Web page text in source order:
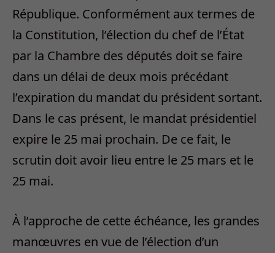
République. Conformément aux termes de
la Constitution, l’élection du chef de l’État
par la Chambre des députés doit se faire
dans un délai de deux mois précédant
l’expiration du mandat du président sortant.
Dans le cas présent, le mandat présidentiel
expire le 25 mai prochain. De ce fait, le
scrutin doit avoir lieu entre le 25 mars et le
25 mai.
À l’approche de cette échéance, les grandes
manœuvres en vue de l’élection d’un